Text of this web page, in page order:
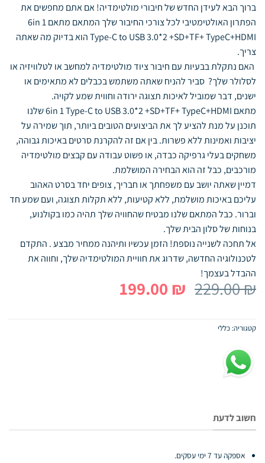
ברוך הבא לעידן החדש של חיבורי מולטימדיה! אם אתם מחפשים את
הפתרון האולטימטיבי לכל צורכי החיבור שלך המתאם מתאם 6in 1
Type-C to USB 3.0*2 +SD+TF+ TypeC+HDMI הוא בדיוק מה שאתה
צריך.
האם נתקלת בבעיות עם חיבור ציוד מולטימדיה למחשב או לטלוויזיה או
לסלולר שלך? סביר להניח שאתה משתמש בכבלים לא מתאימים או
ישנים, דבר שמוביל לאיכות תצוגה ירודה וחווית שמע לקויה.
מתאם 6in 1 Type-C to USB 3.0*2 +SD+TF+ TypeC+HDMI שלנו
תוכנן על מנת להציע לך את הביצועים הטובים ביותר, תוך שמירה על
יציבות ואמינות ללא פשרות. בין אם זה להקרנת סרטים באיכות גבוהה,
משחקים בעלי גרפיקה כבדה, או פשוט עבודה עם קבצים מולטימדיה
מורכבים, כבל זה הוא הבחירה המושלמת.
דמיין שאתה יושב עם משפחתך או חבריך, צופים יחד בסרט האהוב
עליכם באיכות מושלמת, ללא קטיעות, ללא תקלות תצוגה, ועם שמע חד
וברור. כבל המתאם שלנו מבטיח שהחוויה שלך תהיה כמו בקולנוע,
בנוחות של סלון הבית שלך.
אל תחכה לשנייה נוספת! הזמן עכשיו ותיהנה ממחיר מבצע . התקדם
לטכנולוגיה החדשה, שדרוג את חוויית המולטימדיה שלך, וחווה את
ההבדל בעצמך!
229.00₪ המחיר
היה:
199.00 ₪ המחיר
הוא: קטגוריה: כללי
חשוב לדעת
אספקה עד 7 ימי עסקים.